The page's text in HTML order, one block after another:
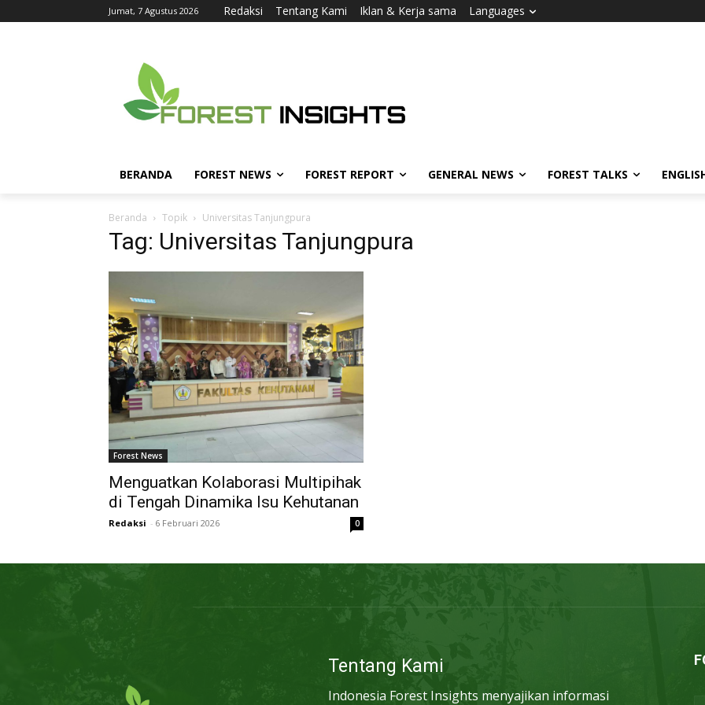
Jumat, 7 Agustus 2026 Redaksi Tentang Kami Iklan & Kerja sama Languages
BERANDA FOREST NEWS FOREST REPORT GENERAL NEWS FOREST TALKS
Beranda Topik Universitas Tanjungpura
Tag: Universitas Tanjungpura
Forest News
Menguatkan Kolaborasi Multipihak
di Tengah Dinamika Isu Kehutanan
Redaksi - 6 Februari 2026 0
Tentang Kami
Indonesia Forest Insights menyajikan informasi